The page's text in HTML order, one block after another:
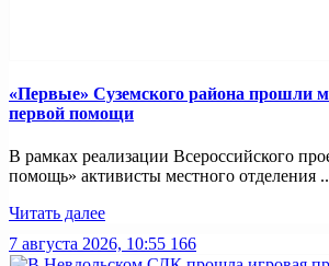
«Первые» Суземского района прошли
первой помощи
В рамках реализации Всероссийского
помощь» активисты местного отделения
Читать далее
7 августа 2026, 10:55 166